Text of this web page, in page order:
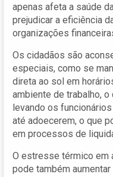
apenas afeta a saúde
prejudicar a eficiência
organizações
Os cidadãos são
especiais, como se
direta ao sol em
ambiente de trabalho,
levando os
até adoecerem, o que
em processos de
O estresse térmico em
pode também